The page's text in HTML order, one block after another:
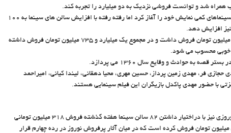
شد و توانست فروشی نزدیک به دو میلیارد را تجربه کند.
این فیلم هرچند در ابتدای اکران با سینماهای کمی نمایش خود را آغاز کرد اما رفته رفته با افزایش سالن های سینما به ۱۰۰
افزایش دهد.
«ماجرای نیمروز» هفته گذشته ۶۹۶ میلیون تومان فروش داشت و در مجموع یک میلیارد و ۷۳۵ میلیون تومان فروش داشته
خوبی محسوب می شود.
به حوادث و وقایع سال ۱۳۶۰ می پردازد.
حجازی فر، مهدی زمین پرداز، حسین مهری، محیا دهقانی، لیندا کیانی، امیراحمد
با حضور مهدی پاکدل بازیگران این فیلم سینمایی هستند.
«سه بیگانه» دیگر فیلم طنز اکران نوروزی نیز با دراختیار داشتن ۸۲ سالن سینما هفته گذشته فروش ۳۱۸ میلیون تومانی
داشته و در مجموع یک میلیارد و ۵۰ میلیون تومان فروش کرده است که در میان آثار پرفروش نوروز در رده چهارم قرار